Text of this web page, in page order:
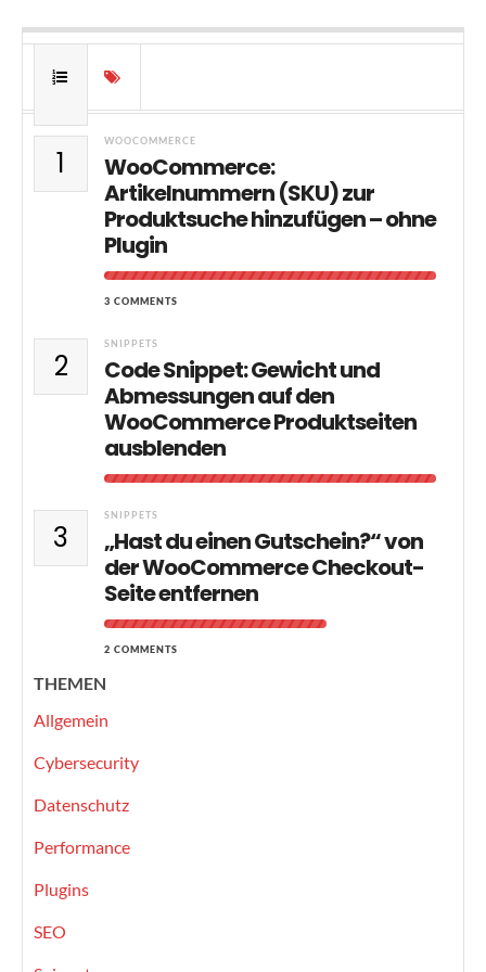
1
WOOCOMMERCE
WooCommerce:
Artikelnummern (SKU) zur
Produktsuche hinzufügen – ohne
Plugin
3 COMMENTS
2
SNIPPETS
Code Snippet: Gewicht und
Abmessungen auf den
WooCommerce Produktseiten
ausblenden
3
SNIPPETS
„Hast du einen Gutschein?“ von
der WooCommerce Checkout-
Seite entfernen
2 COMMENTS
THEMEN
Allgemein
Cybersecurity
Datenschutz
Performance
Plugins
SEO